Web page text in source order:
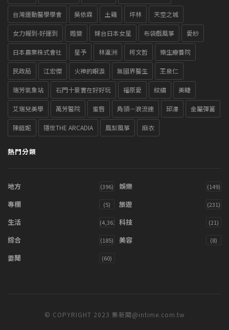
台灣運動醫學學會 吳依霖 土雞 坪林 天空之城
女力報到-好運到 婚變 嫁台日本女星 布袋戲風箏 愛紗
日本農業株式會社 星予 林瀛洲 柯文哲 樂生療養院
民政局 江宏傑 火神的眼淚 無國界醫生 王泉仁
瑞芳氣象站 石門十景實在好好玩 福原愛 紋繡 美睫
艾瑞兒美學 萬芳醫院 蜜唇 角頭－浪流連 邱澤 金屬彈簧
陳庭妮 隱世THE ARCADIA 風梨風箏 麻衣
熱門分類
地方 (396) 娛樂 (149)
專欄 (5) 旅遊 (231)
生活 (4,361) 科技 (21)
綜合 (185) 美容 (8)
要聞 (60)
© COPYRIGHT 2023 集新聞@intime.com.tw